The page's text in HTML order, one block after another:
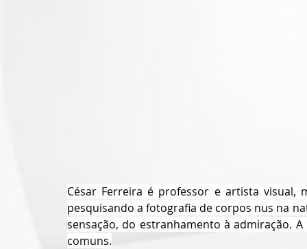
César Ferreira é professor e artista visual,
pesquisando a fotografia de corpos nus na
sensação, do estranhamento à admiração.
comuns.